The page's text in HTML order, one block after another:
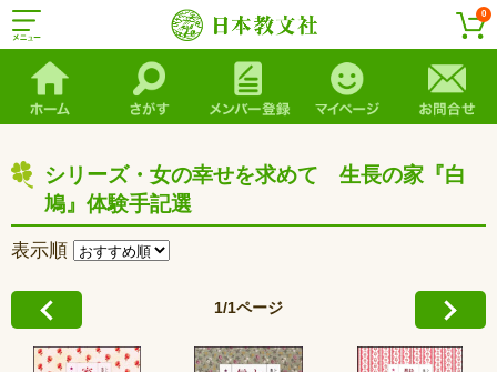
0
シリーズ・女の幸せを求めて 生長の家『白
鳩』体験手記選
表示順
1/1ページ